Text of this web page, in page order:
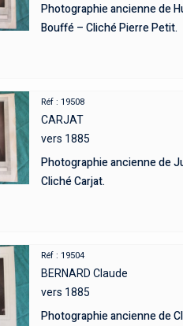
Photographie ancienne de
Bouffé – Cliché Pierre Petit.
Réf : 19508
CARJAT
vers 1885
Photographie ancienne de
Cliché Carjat.
Réf : 19504
BERNARD Claude
vers 1885
Photographie ancienne de